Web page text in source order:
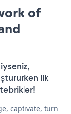
of
ilk
captivate, turn